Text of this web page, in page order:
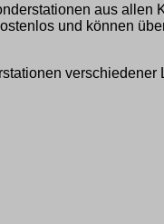
aus allen
und können
verschiedener